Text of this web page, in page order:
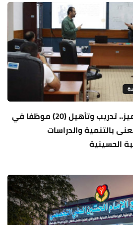
لتمكنها من تحقيق التميز.. تدريب وتأهيل (20) موظفا في
بالتنمية والدراسات
الحسينية